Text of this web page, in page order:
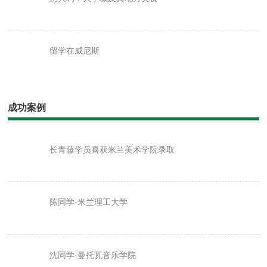
留学在威尼斯
成功案例
长青藤学员喜获米兰美术学院录取
陈同学-米兰理工大学
沈同学-曼托瓦音乐学院